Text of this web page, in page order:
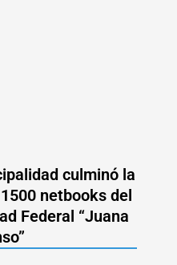
culminó la
netbooks del
Federal “Juana